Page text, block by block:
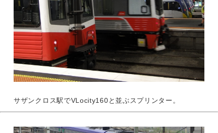
サザンクロス駅でVLocity160と並ぶスプリンター。